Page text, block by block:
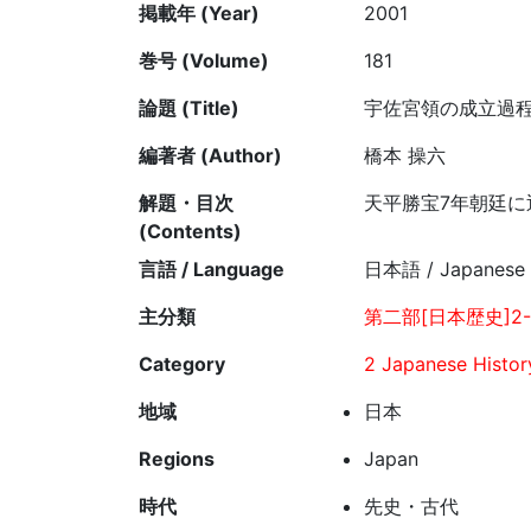
掲載年 (Year)
2001
巻号 (Volume)
181
論題 (Title)
宇佐宮領の成立過
編著者 (Author)
橋本 操六
解題・目次
(Contents)
天平勝宝7年朝廷
言語 / Language
日本語 / Japanese
主分類
第二部[日本歴史
Category
2 Japanese
地域
日本
Regions
Japan
時代
先史・古代